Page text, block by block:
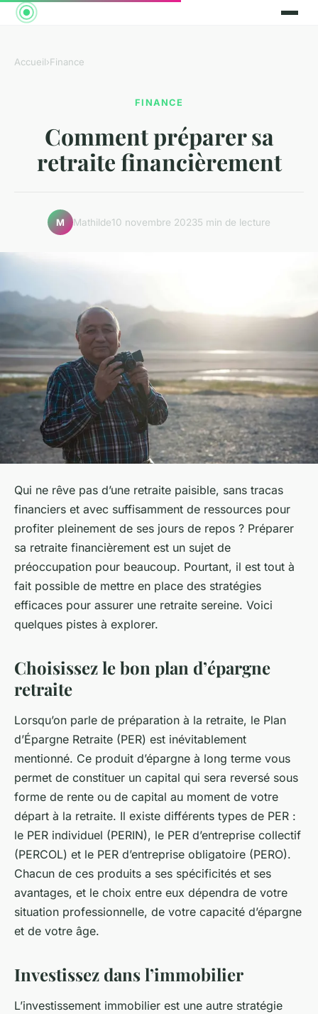
Accueil›Finance
FINANCE
Comment préparer sa
retraite financièrement
M Mathilde10 novembre 20235 min de lecture
Qui ne rêve pas d’une retraite paisible, sans tracas
financiers et avec suffisamment de ressources pour
profiter pleinement de ses jours de repos ? Préparer
sa retraite financièrement est un sujet de
préoccupation pour beaucoup. Pourtant, il est tout à
fait possible de mettre en place des stratégies
efficaces pour assurer une retraite sereine. Voici
quelques pistes à explorer.
Choisissez le bon plan d’épargne
retraite
Lorsqu’on parle de préparation à la retraite, le Plan
d’Épargne Retraite (PER) est inévitablement
mentionné. Ce produit d’épargne à long terme vous
permet de constituer un capital qui sera reversé sous
forme de rente ou de capital au moment de votre
départ à la retraite. Il existe différents types de PER :
le PER individuel (PERIN), le PER d’entreprise collectif
(PERCOL) et le PER d’entreprise obligatoire (PERO).
Chacun de ces produits a ses spécificités et ses
avantages, et le choix entre eux dépendra de votre
situation professionnelle, de votre capacité d’épargne
et de votre âge.
Investissez dans l’immobilier
L’investissement immobilier est une autre stratégie